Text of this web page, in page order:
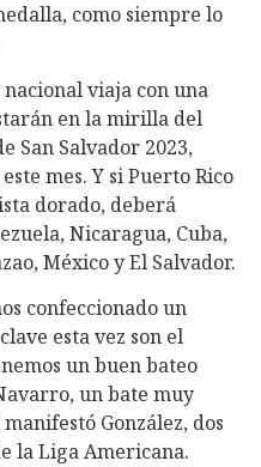
como siempre lo
viaja con una
en la mirilla del
San Salvador 2023,
mes. Y si Puerto Rico
dorado, deberá
Nicaragua, Cuba,
México y El Salvador.
confeccionado un
esta vez son el
un buen bateo
un bate muy
González, dos
la Liga Americana.